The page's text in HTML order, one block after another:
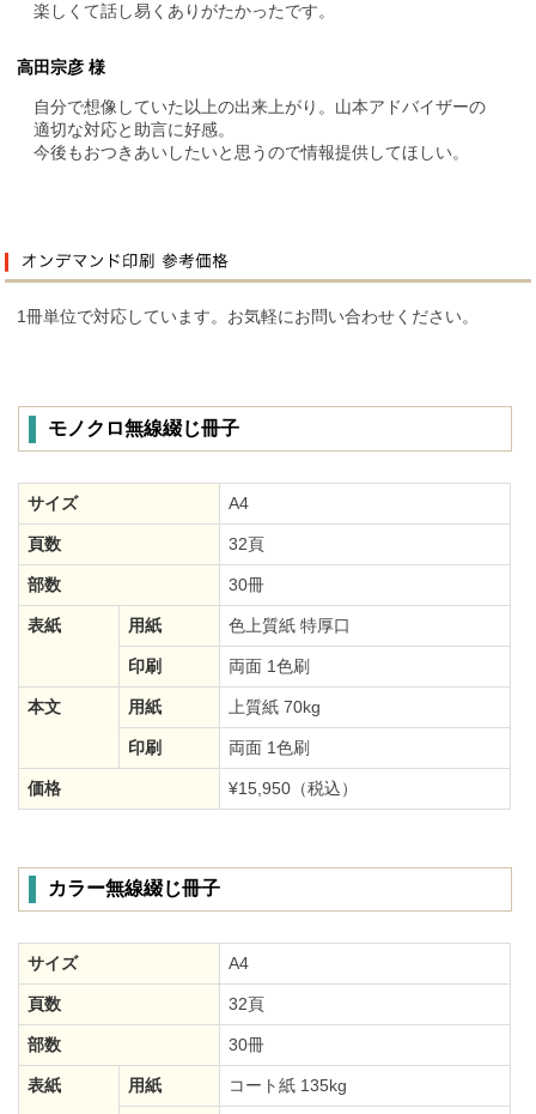
楽しくて話し易くありがたかったです。
高田宗彦 様
自分で想像していた以上の出来上がり。山本アドバイザーの
適切な対応と助言に好感。
今後もおつきあいしたいと思うので情報提供してほしい。
1冊単位で対応しています。お気軽にお問い合わせください。
モノクロ無線綴じ冊子
サイズ A4
頁数 32頁
部数 30冊
表紙 用紙 色上質紙 特厚口
印刷 両面 1色刷
本文 用紙 上質紙 70kg
印刷 両面 1色刷
価格 ¥15,950（税込）
カラー無線綴じ冊子
サイズ A4
頁数 32頁
部数 30冊
表紙 用紙 コート紙 135kg